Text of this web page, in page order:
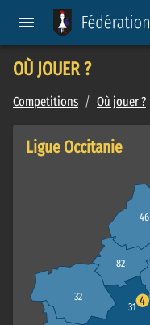
OÙ JOUER ?
Competitions / Où jouer ?
Ligue Occitanie
46
82
32
31 4